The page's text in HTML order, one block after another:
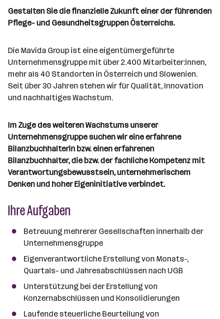
e
r
l
l
n
t
g
b
e
r
r
b
i
t
e
r
*
n
n
e
n
a
n
a
h
a
n
r
t
e
Gestalten Sie die finanzielle Zukunft einer der führenden
Pflege- und Gesundheitsgruppen Österreichs.
Die Mavida Group ist eine eigentümergeführte
Unternehmensgruppe mit über 2.400 Mitarbeiter:innen,
mehr als 40 Standorten in Österreich und Slowenien.
Seit über 30 Jahren stehen wir für Qualität, Innovation
und nachhaltiges Wachstum.
Im Zuge des weiteren Wachstums unserer
Unternehmensgruppe suchen wir eine erfahrene
Bilanzbuchhalterin bzw. einen erfahrenen
Bilanzbuchhalter, die bzw. der fachliche Kompetenz mit
Verantwortungsbewusstsein, unternehmerischem
Denken und hoher Eigeninitiative verbindet.
Ihre Aufgaben
Betreuung mehrerer Gesellschaften innerhalb der
Unternehmensgruppe
Eigenverantwortliche Erstellung von Monats-,
Quartals- und Jahresabschlüssen nach UGB
Unterstützung bei der Erstellung von
Konzernabschlüssen und Konsolidierungen
Laufende steuerliche Beurteilung von